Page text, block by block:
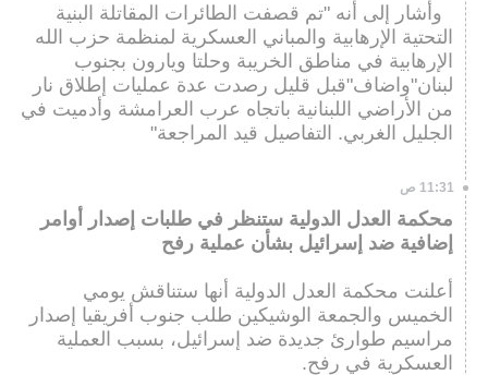
وأشار إلى أنه "تم قصفت الطائرات المقاتلة البنية
التحتية الإرهابية والمباني العسكرية لمنظمة حزب الله
الإرهابية في مناطق الخريبة وحلتا ويارون بجنوب
لبنان"واضاف"قبل قليل رصدت عدة عمليات إطلاق نار
من الأراضي اللبنانية باتجاه عرب العرامشة وأدميت في
الجليل الغربي. التفاصيل قيد المراجعة"
11:31 ص
محكمة العدل الدولية ستنظر في طلبات إصدار أوامر
إضافية ضد إسرائيل بشأن عملية رفح
أعلنت محكمة العدل الدولية أنها ستناقش يومي
الخميس والجمعة الوشيكين طلب جنوب أفريقيا إصدار
مراسيم طوارئ جديدة ضد إسرائيل، بسبب العملية
العسكرية في رفح.